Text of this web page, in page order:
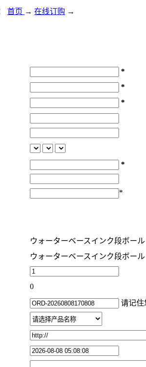
首页 → 在线订购 →
*
*
*
*
*
ウォーターベースインク段ボール
ウォーターベースインク段ボール
0
请记住